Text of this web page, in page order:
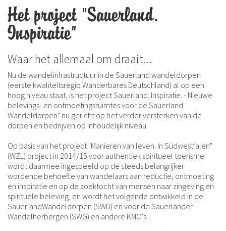
Het project "Sauerland.
Inspiratie"
Waar het allemaal om draait...
Nu de wandelinfrastructuur in de Sauerland wandeldorpen
(eerste kwaliteitsregio Wanderbares Deutschland) al op een
hoog niveau staat, is het project Sauerland. Inspiratie. - Nieuwe
belevings- en ontmoetingsruimtes voor de Sauerland
Wandeldorpen" nu gericht op het verder versterken van de
dorpen en bedrijven op inhoudelijk niveau.
Op basis van het project "Manieren van leven. In Südwestfalen"
(WZL) project in 2014/15 voor authentiek spiritueel toerisme
wordt daarmee ingespeeld op de steeds belangrijker
wordende behoefte van wandelaars aan reductie, ontmoeting
en inspiratie en op de zoektocht van mensen naar zingeving en
spirituele beleving, en wordt het volgende ontwikkeld in de
SauerlandWandeldorpen (SWD) en voor de Sauerländer
Wandelherbergen (SWG) en andere KMO's.